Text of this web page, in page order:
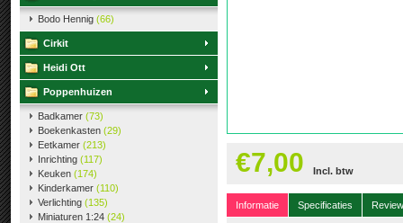
Bodo Hennig (66)
Cirkit
Heidi Ott
Poppenhuizen
Badkamer (73)
Boekenkasten (29)
Eetkamer (213)
Inrichting (117)
Keuken (174)
Kinderkamer (110)
Verlichting (135)
Miniaturen 1:24 (24)
€7,00 Incl. btw
Informatie Specificaties